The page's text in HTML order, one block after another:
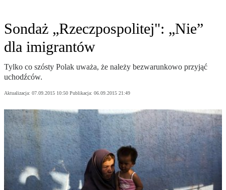
Sondaż „Rzeczpospolitej": „Nie”
dla imigrantów
Tylko co szósty Polak uważa, że należy bezwarunkowo przyjąć
uchodźców.
Aktualizacja: 07.09.2015 10:50 Publikacja: 06.09.2015 21:49